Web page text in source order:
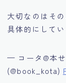
大切なのはそ
具体的にして
— コータ@本
(@book_kota)